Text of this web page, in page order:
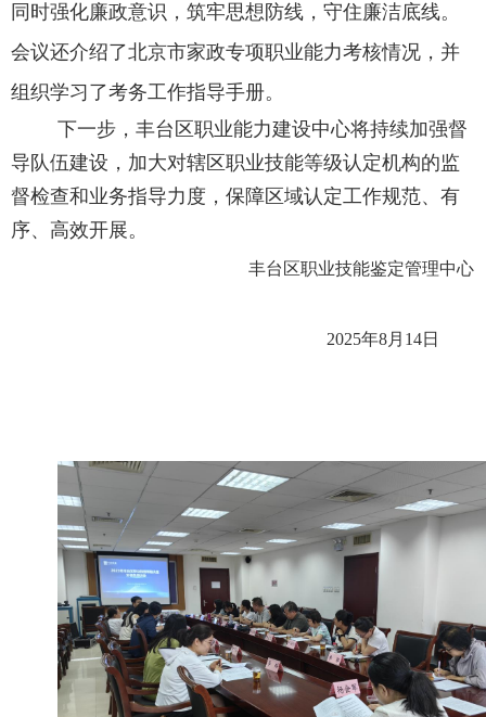
同时强化廉政意识，筑牢思想防线，守住廉洁底线。
会议还介绍了北京市家政专项职业能力考核情况，并
组织学习了考务工作指导手册。
下一步，丰台区职业能力建设中心将持续加强督
导队伍建设，加大对辖区职业技能等级认定机构的监
督检查和业务指导力度，保障区域认定工作规范、有
序、高效开展。
丰台区职业技能鉴定管理中心
2025年8月14日